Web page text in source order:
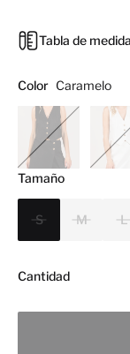
Tabla de
Color Caramelo
Tamaño
S M L
Cantidad